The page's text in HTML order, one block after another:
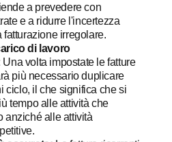
a prevedere con
e a ridurre l'incertezza
fatturazione irregolare.
di lavoro
Una volta impostate le fatture
più necessario duplicare
ciclo, il che significa che si
tempo alle attività che
anziché alle attività